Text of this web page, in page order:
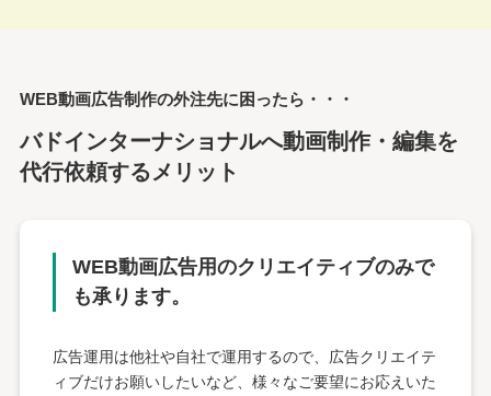
WEB動画広告制作の外注先に困ったら・・・
バドインターナショナルへ動画制作・編集を
代行依頼するメリット
WEB動画広告用のクリエイティブのみで
も承ります。
広告運用は他社や自社で運用するので、広告クリエイテ
ィブだけお願いしたいなど、様々なご要望にお応えいた